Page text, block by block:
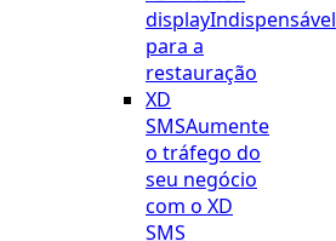
displayIndispensável
para a
restauração
XD
SMSAumente
o tráfego do
seu negócio
com o XD
SMS